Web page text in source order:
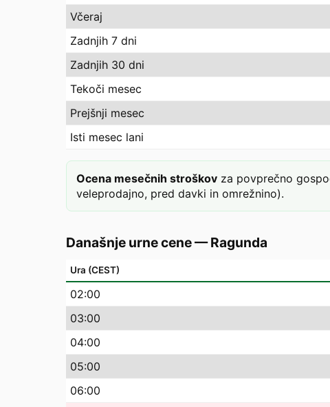
Včeraj
Zadnjih 7 dni
Zadnjih 30 dni
Tekoči mesec
Prejšnji mesec
Isti mesec lani
Ocena mesečnih stroškov za povprečno
veleprodajno, pred davki in omrežnino).
Današnje urne cene—Ragunda
Ura (CEST)
02:00
03:00
04:00
05:00
06:00